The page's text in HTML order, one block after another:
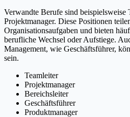
Verwandte Berufe sind beispielsweise
Projektmanager. Diese Positionen
Organisationsaufgaben und bieten
berufliche Wechsel oder Aufstiege.
Management, wie Geschäftsführer,
sein.
Teamleiter
Projektmanager
Bereichsleiter
Geschäftsführer
Produktmanager